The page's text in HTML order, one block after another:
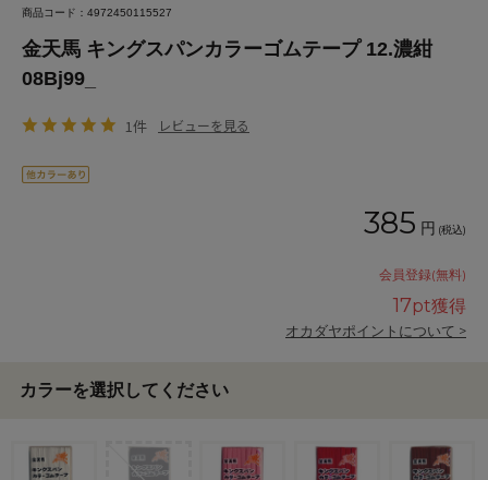
商品コード：4972450115527
金天馬 キングスパンカラーゴムテープ 12.濃紺
08Bj99_
1件 レビューを見る
385 円 (税込)
会員登録(無料)
17pt獲得
オカダヤポイントについて >
カラーを選択してください